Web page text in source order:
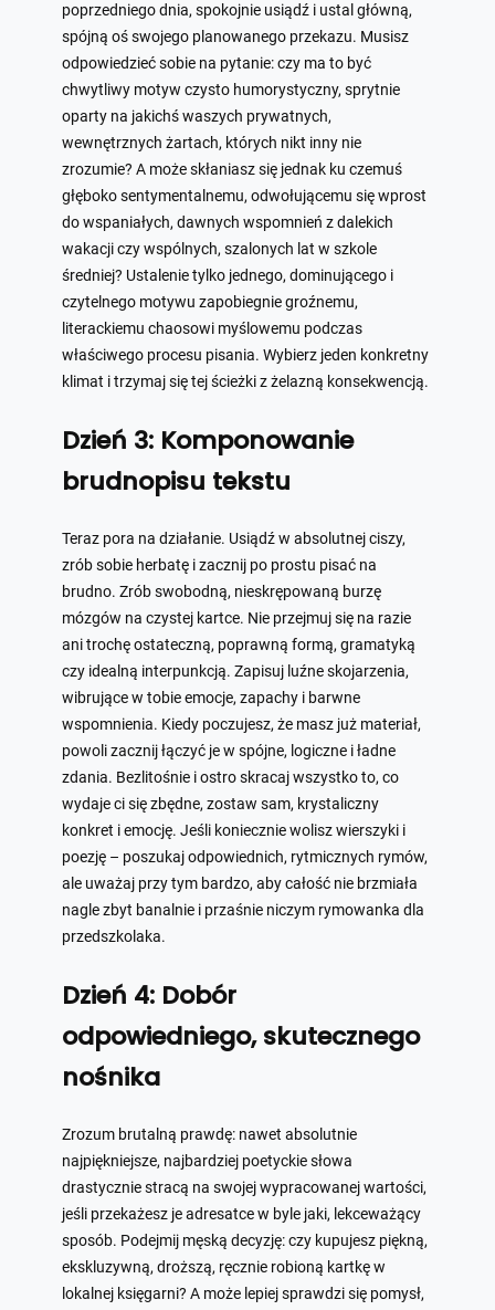
poprzedniego dnia, spokojnie usiądź i ustal główną,
spójną oś swojego planowanego przekazu. Musisz
odpowiedzieć sobie na pytanie: czy ma to być
chwytliwy motyw czysto humorystyczny, sprytnie
oparty na jakichś waszych prywatnych,
wewnętrznych żartach, których nikt inny nie
zrozumie? A może skłaniasz się jednak ku czemuś
głęboko sentymentalnemu, odwołującemu się wprost
do wspaniałych, dawnych wspomnień z dalekich
wakacji czy wspólnych, szalonych lat w szkole
średniej? Ustalenie tylko jednego, dominującego i
czytelnego motywu zapobiegnie groźnemu,
literackiemu chaosowi myślowemu podczas
właściwego procesu pisania. Wybierz jeden konkretny
klimat i trzymaj się tej ścieżki z żelazną konsekwencją.
Dzień 3: Komponowanie
brudnopisu tekstu
Teraz pora na działanie. Usiądź w absolutnej ciszy,
zrób sobie herbatę i zacznij po prostu pisać na
brudno. Zrób swobodną, nieskrępowaną burzę
mózgów na czystej kartce. Nie przejmuj się na razie
ani trochę ostateczną, poprawną formą, gramatyką
czy idealną interpunkcją. Zapisuj luźne skojarzenia,
wibrujące w tobie emocje, zapachy i barwne
wspomnienia. Kiedy poczujesz, że masz już materiał,
powoli zacznij łączyć je w spójne, logiczne i ładne
zdania. Bezlitośnie i ostro skracaj wszystko to, co
wydaje ci się zbędne, zostaw sam, krystaliczny
konkret i emocję. Jeśli koniecznie wolisz wierszyki i
poezję – poszukaj odpowiednich, rytmicznych rymów,
ale uważaj przy tym bardzo, aby całość nie brzmiała
nagle zbyt banalnie i przaśnie niczym rymowanka dla
przedszkolaka.
Dzień 4: Dobór
odpowiedniego, skutecznego
nośnika
Zrozum brutalną prawdę: nawet absolutnie
najpiękniejsze, najbardziej poetyckie słowa
drastycznie stracą na swojej wypracowanej wartości,
jeśli przekażesz je adresatce w byle jaki, lekceważący
sposób. Podejmij męską decyzję: czy kupujesz piękną,
ekskluzywną, droższą, ręcznie robioną kartkę w
lokalnej księgarni? A może lepiej sprawdzi się pomysł,